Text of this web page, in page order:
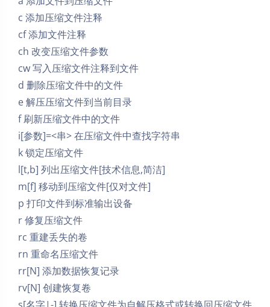
c 添加压缩文件注释
cf 添加文件注释
ch 改变压缩文件参数
cw 写入压缩文件注释到文件
d 删除压缩文件中的文件
e 解压压缩文件到当前目录
f 刷新压缩文件中的文件
i[参数]=<串> 在压缩文件中查找字符串
k 锁定压缩文件
l[t,b] 列出压缩文件[技术信息,简洁]
m[f] 移动到压缩文件[仅对文件]
p 打印文件到标准输出设备
r 修复压缩文件
rc 重建丢失的卷
rn 重命名压缩文件
rr[N] 添加数据恢复记录
rv[N] 创建恢复卷